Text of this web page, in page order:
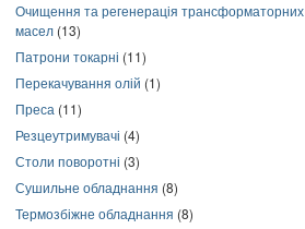
Очищення та регенерація трансформаторних
масел (13)
Патрони токарні (11)
Перекачування олій (1)
Преса (11)
Резцеутримувачі (4)
Столи поворотні (3)
Сушильне обладнання (8)
Термозбіжне обладнання (8)